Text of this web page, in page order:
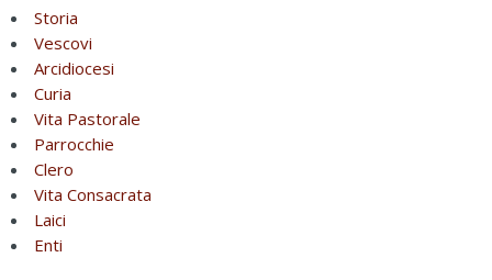
Storia
Vescovi
Arcidiocesi
Curia
Vita Pastorale
Parrocchie
Clero
Vita Consacrata
Laici
Enti